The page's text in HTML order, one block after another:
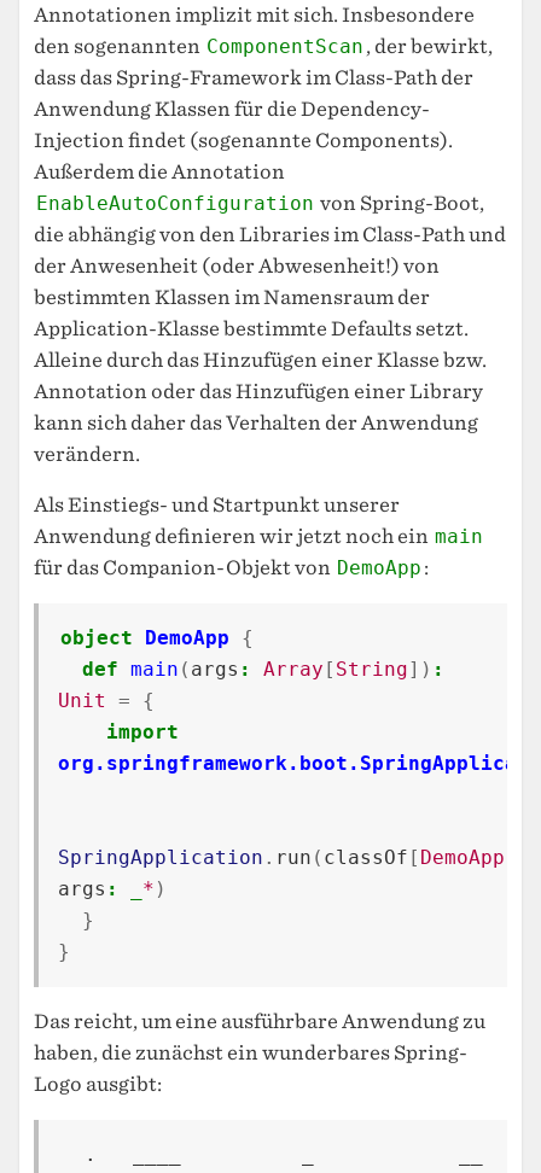
Annotationen implizit mit sich. Insbesondere
den sogenannten ComponentScan , der bewirkt,
dass das Spring-Framework im Class-Path der
Anwendung Klassen für die Dependency-
Injection findet (sogenannte Components).
Außerdem die Annotation
EnableAutoConfiguration von Spring-Boot,
die abhängig von den Libraries im Class-Path und
der Anwesenheit (oder Abwesenheit!) von
bestimmten Klassen im Namensraum der
Application-Klasse bestimmte Defaults setzt.
Alleine durch das Hinzufügen einer Klasse bzw.
Annotation oder das Hinzufügen einer Library
kann sich daher das Verhalten der Anwendung
verändern.
Als Einstiegs- und Startpunkt unserer
Anwendung definieren wir jetzt noch ein main
für das Companion-Objekt von DemoApp :
object DemoApp
{
def main ( args : Array [ String]) :
Unit
=
{
import
SpringApplication . run ( classOf [ DemoApp
args : * )
}
}
Das reicht, um eine ausführbare Anwendung zu
haben, die zunächst ein wunderbares Spring-
Logo ausgibt: